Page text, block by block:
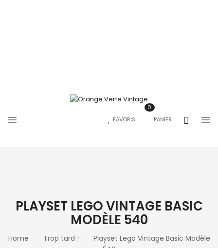
FAVORIS PANIER
0
PLAYSET LEGO VINTAGE BASIC
MODÈLE 540
Home Trop tard !
Playset Lego Vintage Basic Modèle